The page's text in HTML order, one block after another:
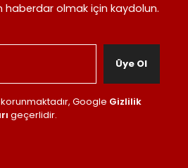
haberdar olmak için kaydolun.
Üye Ol
Google Gizlilik
geçerlidir.